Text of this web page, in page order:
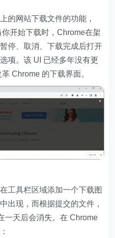
的网站下载文件的功能，
开始下载时，Chrome在架
停、取消、下载完成后打开
项。该 UI 已经多年没有更
Chrome 的下载界面。
工具栏区域添加一个下载图
出现，而根据提交的文件，
一天后会消失。在 Chrome